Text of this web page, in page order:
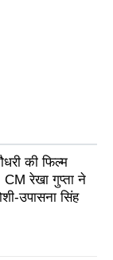
की फिल्म
CM रेखा गुप्ता ने
उपासना सिंह